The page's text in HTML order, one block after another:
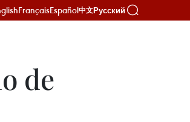
FrançaisEspañol中文Русский
de